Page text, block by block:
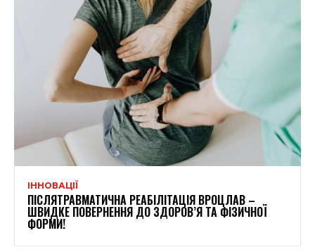
ІННОВАЦІЇ
ПІСЛЯТРАВМАТИЧНА РЕАБІЛІТАЦІЯ ВРОЦЛАВ –
ШВИДКЕ ПОВЕРНЕННЯ ДО ЗДОРОВ’Я ТА ФІЗИЧНОЇ
ФОРМИ!